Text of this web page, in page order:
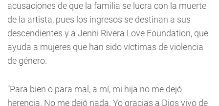
acusaciones de que la familia se lucra con la muerte
de la artista, pues los ingresos se destinan a sus
descendientes y a Jenni Rivera Love Foundation, que
ayuda a mujeres que han sido víctimas de violencia
de género.
"Para bien o para mal, a mí, mi hija no me dejó
herencia. No me dejó nada. Yo gracias a Dios vivo de